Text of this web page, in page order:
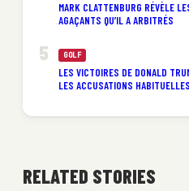
MARK CLATTENBURG RÉVÈLE
AGAÇANTS QU’IL A ARBITRÉS
GOLF
LES VICTOIRES DE DONALD
LES ACCUSATIONS
RELATED STORIES